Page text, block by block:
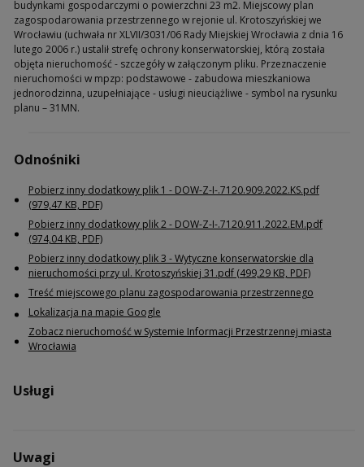
budynkami gospodarczymi o powierzchni 23 m2. Miejscowy plan
zagospodarowania przestrzennego w rejonie ul. Krotoszyńskiej we
Wrocławiu (uchwała nr XLVII/3031/06 Rady Miejskiej Wrocławia z dnia 16
lutego 2006 r.) ustalił strefę ochrony konserwatorskiej, którą została
objęta nieruchomość - szczegóły w załączonym pliku. Przeznaczenie
nieruchomości w mpzp: podstawowe - zabudowa mieszkaniowa
jednorodzinna, uzupełniające - usługi nieuciążliwe - symbol na rysunku
planu – 31MN.
Odnośniki
Pobierz inny dodatkowy plik 1 - DOW-Z-I-.7120.909.2022.KS.pdf
(979,47 KB, PDF)
Pobierz inny dodatkowy plik 2 - DOW-Z-I-.7120.911.2022.EM.pdf
(974,04 KB, PDF)
Pobierz inny dodatkowy plik 3 - Wytyczne konserwatorskie dla
nieruchomości przy ul. Krotoszyńskiej 31.pdf (499,29 KB, PDF)
Treść miejscowego planu zagospodarowania przestrzennego
Lokalizacja na mapie Google
Zobacz nieruchomość w Systemie Informacji Przestrzennej miasta
Wrocławia
Usługi
Uwagi